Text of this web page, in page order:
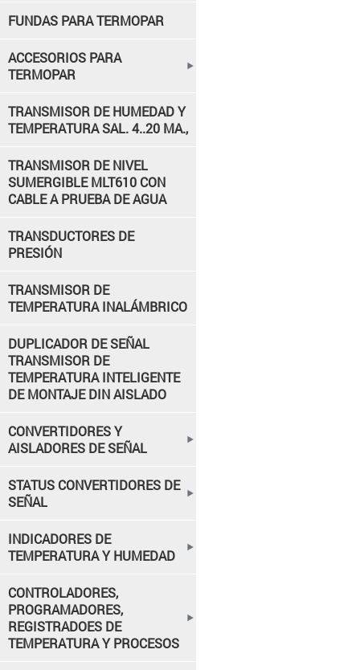
FUNDAS PARA TERMOPAR
ACCESORIOS PARA
TERMOPAR
TRANSMISOR DE HUMEDAD Y
TEMPERATURA SAL. 4..20 MA.,
TRANSMISOR DE NIVEL
SUMERGIBLE MLT610 CON
CABLE A PRUEBA DE AGUA
TRANSDUCTORES DE
PRESIÓN
TRANSMISOR DE
TEMPERATURA INALÁMBRICO
DUPLICADOR DE SEÑAL
TRANSMISOR DE
TEMPERATURA INTELIGENTE
DE MONTAJE DIN AISLADO
CONVERTIDORES Y
AISLADORES DE SEÑAL
STATUS CONVERTIDORES DE
SEÑAL
INDICADORES DE
TEMPERATURA Y HUMEDAD
CONTROLADORES,
PROGRAMADORES,
REGISTRADOES DE
TEMPERATURA Y PROCESOS